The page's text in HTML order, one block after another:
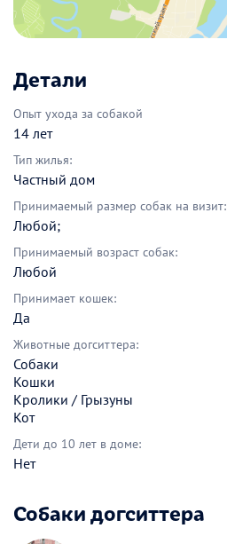
Детали
Опыт ухода за собакой
14 лет
Тип жилья:
Частный дом
Принимаемый размер собак на визит:
Любой;
Принимаемый возраст собак:
Любой
Принимает кошек:
Да
Животные догситтера:
Собаки
Кошки
Кролики / Грызуны
Кот
Дети до 10 лет в доме:
Нет
Собаки догситтера